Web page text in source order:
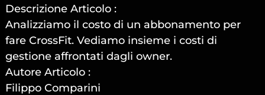
Descrizione Articolo :
Analizziamo il costo di un abbonamento per
fare CrossFit. Vediamo insieme i costi di
gestione affrontati dagli owner.
Autore Articolo :
Filippo Comparini